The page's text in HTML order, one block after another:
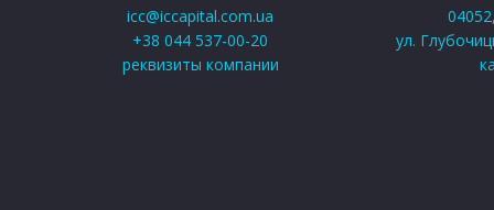
icc@iccapital.com.ua
+38 044 537-00-20
реквизиты компании
ул.